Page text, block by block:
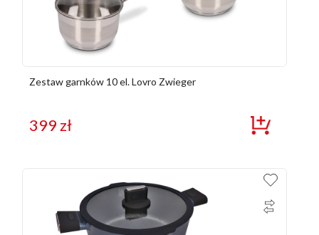
Zestaw garnków 10 el. Lovro Zwieger
399zł